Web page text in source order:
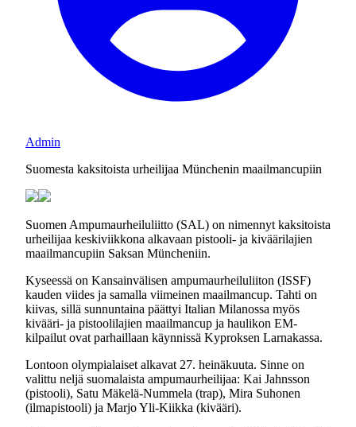
Admin
Suomesta kaksitoista urheilijaa Münchenin maailmancupiin
Suomen Ampumaurheiluliitto (SAL) on nimennyt kaksitoista
urheilijaa keskiviikkona alkavaan pistooli- ja kiväärilajien
maailmancupiin Saksan Müncheniin.
Kyseessä on Kansainvälisen ampumaurheiluliiton (ISSF)
kauden viides ja samalla viimeinen maailmancup. Tahti on
kiivas, sillä sunnuntaina päättyi Italian Milanossa myös
kivääri- ja pistoolilajien maailmancup ja haulikon EM-
kilpailut ovat parhaillaan käynnissä Kyproksen Larnakassa.
Lontoon olympialaiset alkavat 27. heinäkuuta. Sinne on
valittu neljä suomalaista ampumaurheilijaa: Kai Jahnsson
(pistooli), Satu Mäkelä-Nummela (trap), Mira Suhonen
(ilmapistooli) ja Marjo Yli-Kiikka (kivääri).